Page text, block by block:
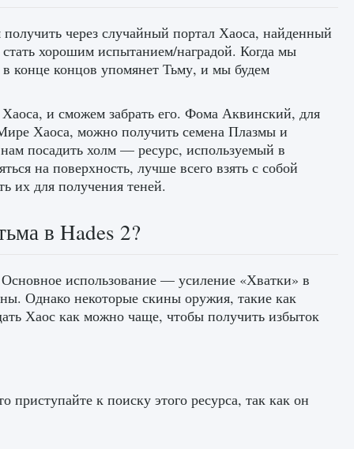
через случайный портал Хаоса, найденный
хорошим испытанием/наградой. Когда мы
конце концов упомянет Тьму, и мы будем
и сможем забрать его. Фома Аквинский, для
Хаоса, можно получить семена Плазмы и
посадить холм — ресурс, используемый в
на поверхность, лучше всего взять с собой
их для получения теней.
в Hades 2?
использование — усиление «Хватки» в
Однако некоторые скины оружия, такие как
Хаос как можно чаще, чтобы получить избыток
приступайте к поиску этого ресурса, так как он